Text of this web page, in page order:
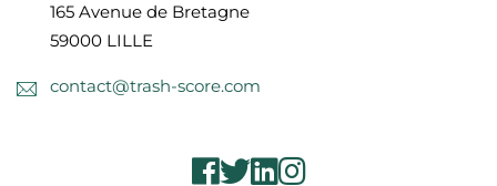
165 Avenue de Bretagne
59000 LILLE
contact@trash-score.com